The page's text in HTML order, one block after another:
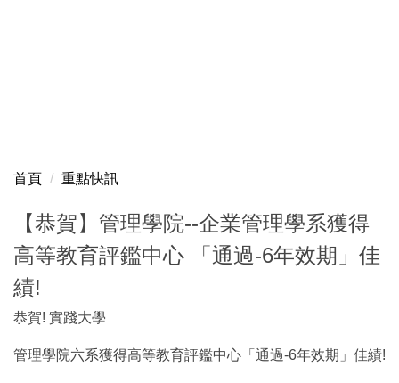
首頁 重點快訊
【恭賀】管理學院--企業管理學系獲得
高等教育評鑑中心 「通過-6年效期」佳
績!
恭賀! 實踐大學
管理學院六系獲得高等教育評鑑中心「通過-6年效期」佳績!